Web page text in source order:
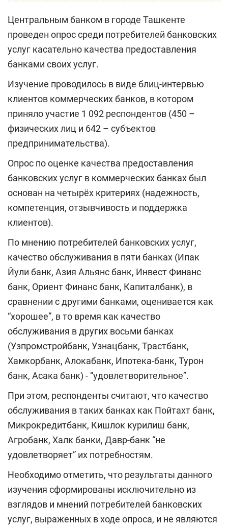
Центральным банком в городе Ташкенте
проведен опрос среди потребителей банковских
услуг касательно качества предоставления
банками своих услуг.
Изучение проводилось в виде блиц-интервью
клиентов коммерческих банков, в котором
приняло участие 1 092 респондентов (450 –
физических лиц и 642 – субъектов
предпринимательства).
Опрос по оценке качества предоставления
банковских услуг в коммерческих банках был
основан на четырёх критериях (надежность,
компетенция, отзывчивость и поддержка
клиентов).
По мнению потребителей банковских услуг,
качество обслуживания в пяти банках (Ипак
Йули банк, Азия Альянс банк, Инвест Финанс
банк, Ориент Финанс банк, Капиталбанк), в
сравнении с другими банками, оценивается как
“хорошее”, в то время как качество
обслуживания в других восьми банках
(Узпромстройбанк, Узнацбанк, Трастбанк,
Хамкорбанк, Алокабанк, Ипотека-банк, Турон
банк, Асака банк) - “удовлетворительное”.
При этом, респонденты считают, что качество
обслуживания в таких банках как Пойтахт банк,
Микрокредитбанк, Кишлок курилиш банк,
Агробанк, Халк банки, Давр-банк “не
удовлетворяет” их потребностям.
Необходимо отметить, что результаты данного
изучения сформированы исключительно из
взглядов и мнений потребителей банковских
услуг, выраженных в ходе опроса, и не являются